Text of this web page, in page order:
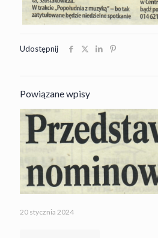
Udostępnij
Powiązane wpisy
20 stycznia 2024